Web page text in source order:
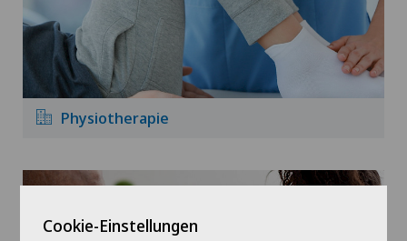
Physiotherapie
Cookie-Einstellungen